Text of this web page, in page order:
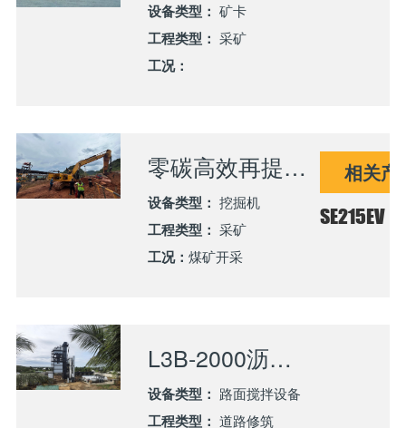
设备类型： 矿卡
工程类型： 采矿
工况：
零碳高效再提速 山推SE215EV批量助力广西铝土矿绿色开发
设备类型： 挖掘机
工程类型： 采矿
工况：煤矿开采
相关产
SE215EV
L3B-2000沥青站服务利比里亚蒙罗维亚公路建设
设备类型： 路面搅拌设备
工程类型： 道路修筑